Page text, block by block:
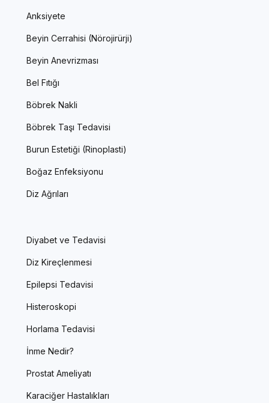
Anksiyete
Beyin Cerrahisi (Nörojirürji)
Beyin Anevrizması
Bel Fıtığı
Böbrek Nakli
Böbrek Taşı Tedavisi
Burun Estetiği (Rinoplasti)
Boğaz Enfeksiyonu
Diz Ağrıları
Diyabet ve Tedavisi
Diz Kireçlenmesi
Epilepsi Tedavisi
Histeroskopi
Horlama Tedavisi
İnme Nedir?
Prostat Ameliyatı
Karaciğer Hastalıkları